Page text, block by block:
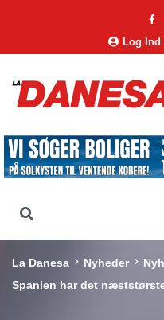
Log Ind
La Danesa Nyheder
Spanien har det